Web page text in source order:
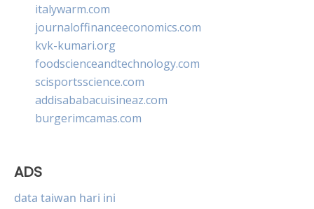
italywarm.com
journaloffinanceeconomics.com
kvk-kumari.org
foodscienceandtechnology.com
scisportsscience.com
addisababacuisineaz.com
burgerimcamas.com
ADS
data taiwan hari ini